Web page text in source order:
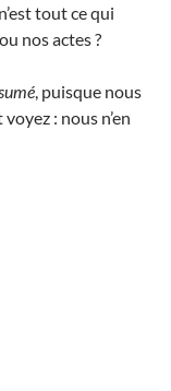
tout ce qui
nos actes ?
, puisque nous
voyez : nous n’en